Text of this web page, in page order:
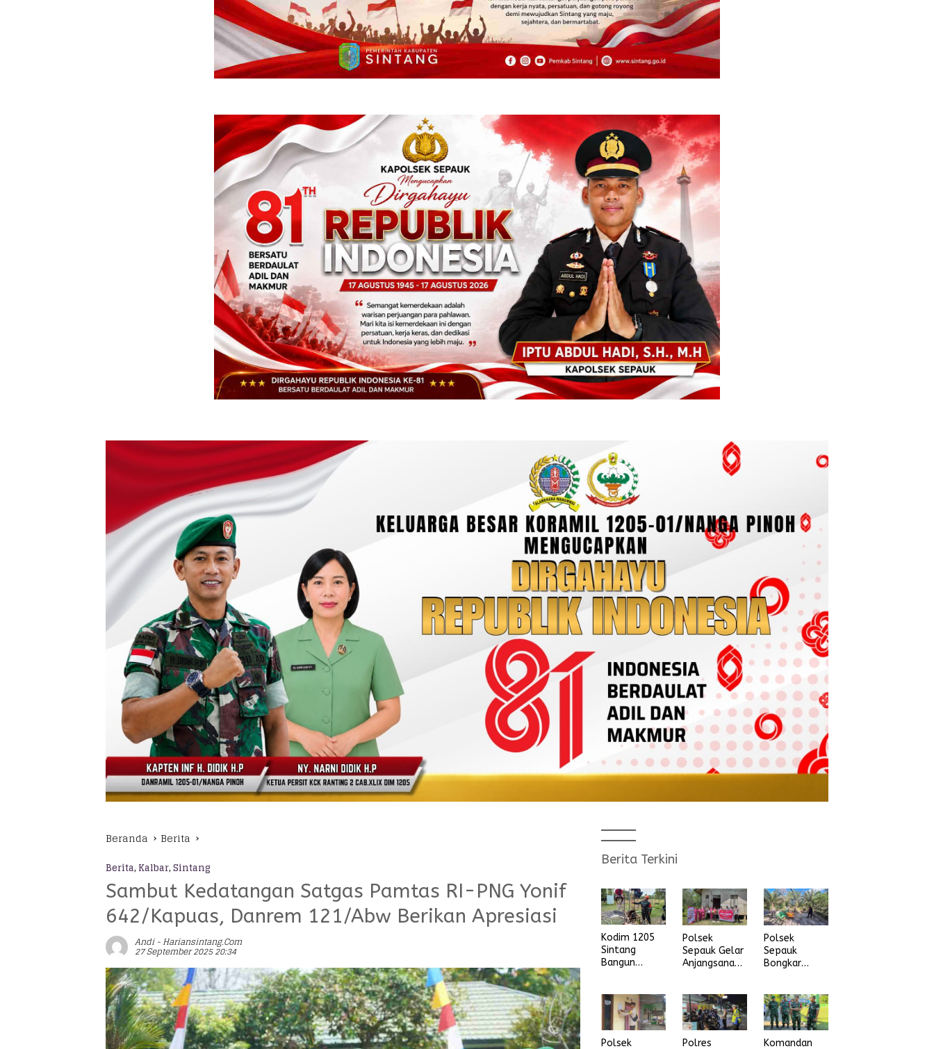
Beranda Berita
Berita, Kalbar,Sintang
Sambut Kedatangan Satgas Pamtas RI-PNG Yonif
642/Kapuas, Danrem 121/Abw Berikan Apresiasi
Andi - Hariansintang.com
27 September 2025 20:34
Berita Terkini
Kodim 1205
Sintang
Bangun
Polsek
Sepauk Gelar
Anjangsana
Ke-80
Bhayangkara
Tahun 2026
Polsek
Sepauk
Bongkar
dusun Lepung
Beruang Desa
Sekubang KM
38 Kayu Lapis
Polsek
Polres
Komandan